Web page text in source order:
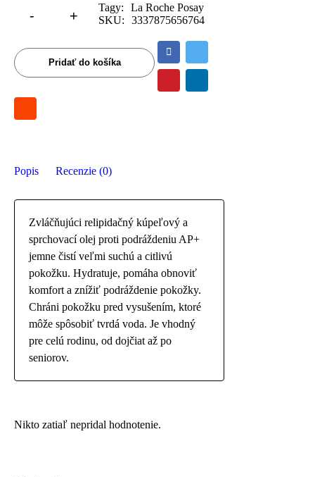
Pridať do košíka
Tagy:
La Roche Posay
SKU:
3337875656764
Popis Recenzie (0)
Zvláčňujúci relipidačný kúpeľový a
sprchovací olej proti podráždeniu AP+
jemne čistí veľmi suchú a citlivú
pokožku. Hydratuje, pomáha obnoviť
komfort a znížiť podráždenie pokožky.
Chráni pokožku pred vysušením, ktoré
môže spôsobiť tvrdá voda. Je vhodný
pre celú rodinu, od dojčiat až po
seniorov.
Nikto zatiaľ nepridal hodnotenie.